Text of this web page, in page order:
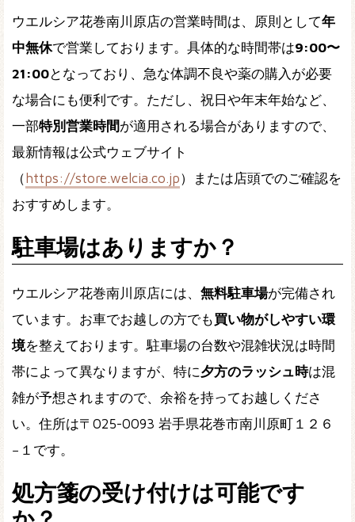
ウエルシア花巻南川原店の営業時間は、原則として年
中無休で営業しております。具体的な時間帯は9:00〜
21:00となっており、急な体調不良や薬の購入が必要
な場合にも便利です。ただし、祝日や年末年始など、
一部特別営業時間が適用される場合がありますので、
最新情報は公式ウェブサイト
（ https://store.welcia.co.jp）または店頭でのご確認を
おすすめします。
駐車場はありますか？
ウエルシア花巻南川原店には、 無料駐車場が完備され
ています。お車でお越しの方でも買い物がしやすい環
境を整えております。駐車場の台数や混雑状況は時間
帯によって異なりますが、特に夕方のラッシュ時は混
雑が予想されますので、余裕を持ってお越しくださ
い。住所は〒025-0093 岩手県花巻市南川原町１２６
−１です。
処方箋の受け付けは可能です